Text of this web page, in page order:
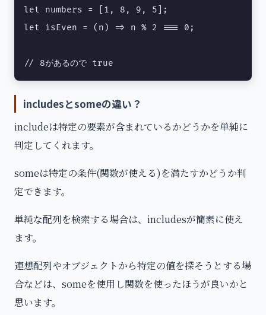
let numbers = [1, 8, 9, 5];
let isEven = (n) => n % 2 === 0;
// 8があるので true
includesとsomeの違い？
includeは特定の要素が含まれているかどうかを単純に
判定してくれます。
someは特定の条件(関数が使える)を満たすかどうか判
定できます。
単純な配列を検索する場合は、includesが簡素に使え
ます。
連想配列やオブジェクトから特定の値を探そうとする場
合などは、someを使用し関数を使ったほうが良いかと
思います。